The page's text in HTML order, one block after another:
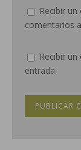
Recibir
comentarios
Recibir
entrada.